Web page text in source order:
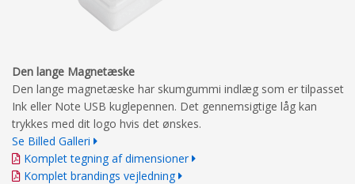
Den lange Magnetæske
Den lange magnetæske har skumgummi indlæg som er tilpasset
Ink eller Note USB kuglepennen. Det gennemsigtige låg kan
trykkes med dit logo hvis det ønskes.
Se Billed Galleri
Komplet tegning af dimensioner
Komplet brandings vejledning